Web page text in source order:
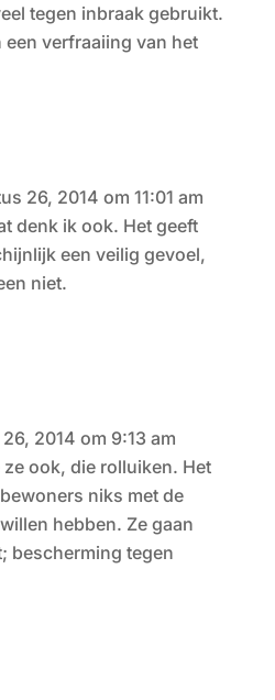
tegen inbraak gebruikt.
een verfraaiing van het
26, 2014 om 11:01 am
denk ik ook. Het geeft
een veilig gevoel,
niet.
2014 om 9:13 am
ook, die rolluiken. Het
niks met de
hebben. Ze gaan
bescherming tegen